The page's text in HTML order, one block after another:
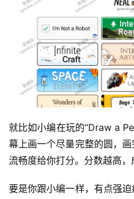
就比如小编在玩的“Draw a
幕上画一个尽量完整的圆，
流畅度给你打分。分数越高，
要是你跟小编一样，有点强